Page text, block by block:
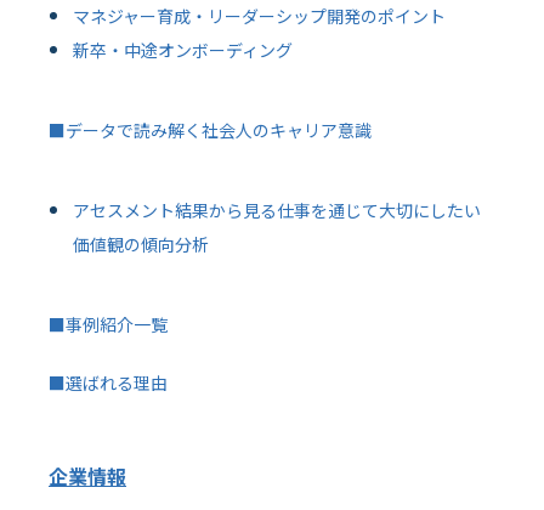
マネジャー育成・リーダーシップ開発のポイント
新卒・中途オンボーディング
■データで読み解く社会人のキャリア意識
アセスメント結果から見る仕事を通じて大切にしたい
価値観の傾向分析
■事例紹介一覧
■選ばれる理由
企業情報